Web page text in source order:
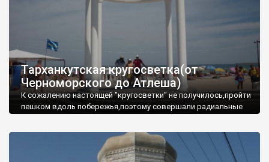
Тарханкутская кругосветка(от
Черноморского до Атлеша)
К сожалению настоящей "кругосветки" не получилось,пройти
пешком вдоль побережья,поэтому совершали радиальные